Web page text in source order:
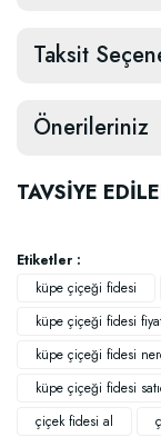
Taksit
Önerileriniz
TAVSİYE
Etiketler :
küpe çiçeği fidesi
küpe çiçeği fidesi
küpe çiçeği fidesi
küpe çiçeği fidesi
çiçek fidesi al